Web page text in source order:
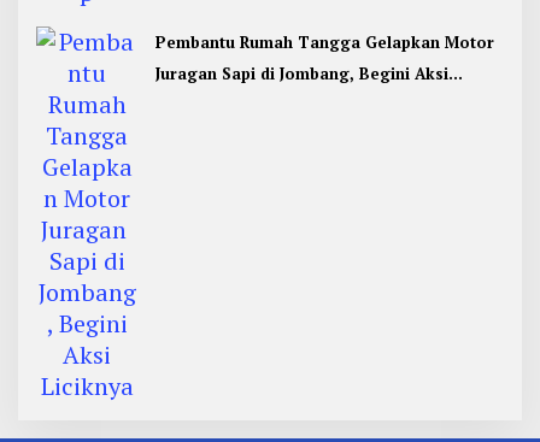
Pembantu Rumah Tangga Gelapkan Motor
Juragan Sapi di Jombang, Begini Aksi